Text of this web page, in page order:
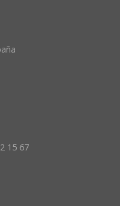
15 67